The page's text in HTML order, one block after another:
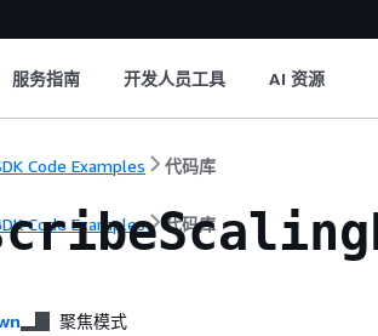
服务指南 开发人员工具 AI 资源
Code Examples 代码库
Code Examples 代码库
聚焦模式